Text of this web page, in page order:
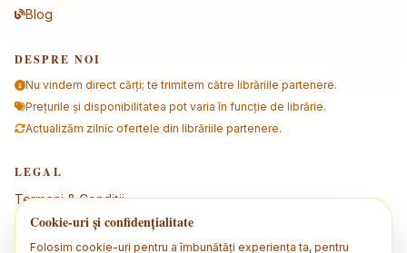
Blog
DESPRE NOI
Nu vindem direct cărți; te trimitem către librăriile partenere.
Prețurile și disponibilitatea pot varia în funcție de librărie.
Actualizăm zilnic ofertele din librăriile partenere.
LEGAL
Termeni & Condiții
Politica de confidențialitate
Politica de cookies
Cookie-uri și confidențialitate
Folosim cookie-uri pentru a îmbunătăți experiența ta, pentru